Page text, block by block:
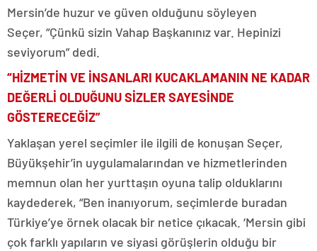
Mersin’de huzur ve güven olduğunu söyleyen
Seçer, “Çünkü sizin Vahap Başkanınız var. Hepinizi
seviyorum” dedi.
“HİZMETİN VE İNSANLARI KUCAKLAMANIN NE KADAR
DEĞERLİ OLDUĞUNU SİZLER SAYESİNDE
GÖSTERECEĞİZ”
Yaklaşan yerel seçimler ile ilgili de konuşan Seçer,
Büyükşehir’in uygulamalarından ve hizmetlerinden
memnun olan her yurttaşın oyuna talip olduklarını
kaydederek, “Ben inanıyorum, seçimlerde buradan
Türkiye’ye örnek olacak bir netice çıkacak. ‘Mersin gibi
çok farklı yapıların ve siyasi görüşlerin olduğu bir